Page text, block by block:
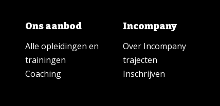
Ons aanbod
Alle opleidingen en
trainingen
Coaching
Incompany
Over Incompany
trajecten
Inschrijven